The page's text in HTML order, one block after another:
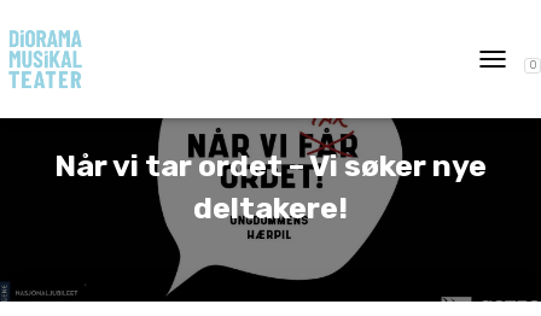
G
G
0
Når vi tar ordet – Vi søker nye
deltakere!